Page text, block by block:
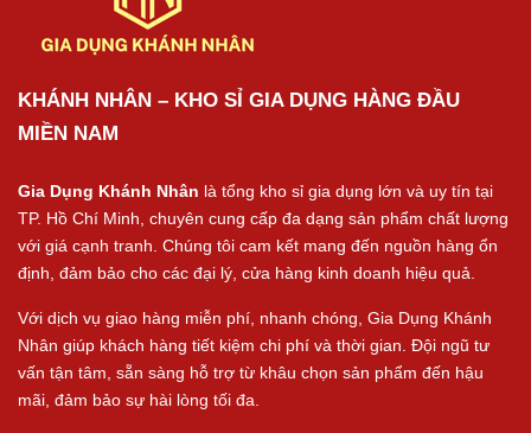
KHÁNH NHÂN – KHO SỈ GIA DỤNG HÀNG ĐẦU
MIỀN NAM
Gia Dụng Khánh Nhân là tổng kho sỉ gia dụng lớn và uy tín tại
TP. Hồ Chí Minh, chuyên cung cấp đa dạng sản phẩm chất lượng
với giá cạnh tranh. Chúng tôi cam kết mang đến nguồn hàng ổn
định, đảm bảo cho các đại lý, cửa hàng kinh doanh hiệu quả.
Với dịch vụ giao hàng miễn phí, nhanh chóng, Gia Dụng Khánh
Nhân giúp khách hàng tiết kiệm chi phí và thời gian. Đội ngũ tư
vấn tận tâm, sẵn sàng hỗ trợ từ khâu chọn sản phẩm đến hậu
mãi, đảm bảo sự hài lòng tối đa.